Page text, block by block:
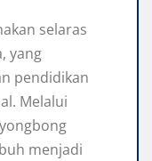
selaras
yang
pendidikan
Melalui
menjadi